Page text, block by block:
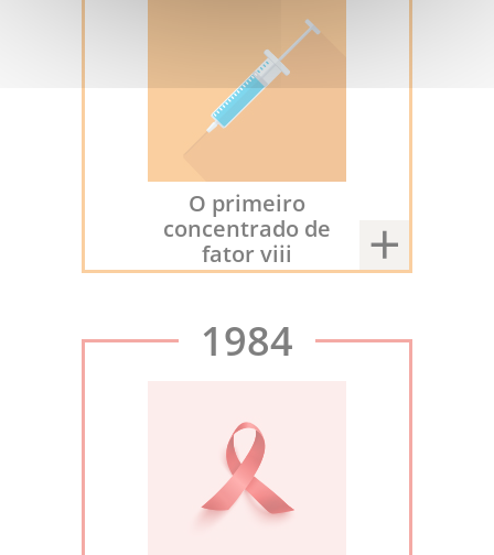
O primeiro
concentrado de
fator viii
1984